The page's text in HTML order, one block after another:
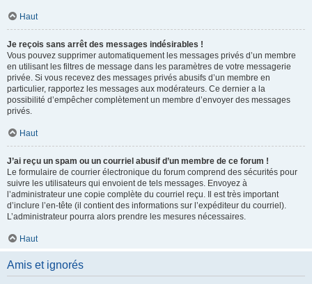
Haut
Je reçois sans arrêt des messages indésirables !
Vous pouvez supprimer automatiquement les messages privés d’un membre
en utilisant les filtres de message dans les paramètres de votre messagerie
privée. Si vous recevez des messages privés abusifs d’un membre en
particulier, rapportez les messages aux modérateurs. Ce dernier a la
possibilité d’empêcher complètement un membre d’envoyer des messages
privés.
Haut
J’ai reçu un spam ou un courriel abusif d’un membre de ce forum !
Le formulaire de courrier électronique du forum comprend des sécurités pour
suivre les utilisateurs qui envoient de tels messages. Envoyez à
l’administrateur une copie complète du courriel reçu. Il est très important
d’inclure l’en-tête (il contient des informations sur l’expéditeur du courriel).
L’administrateur pourra alors prendre les mesures nécessaires.
Haut
Amis et ignorés